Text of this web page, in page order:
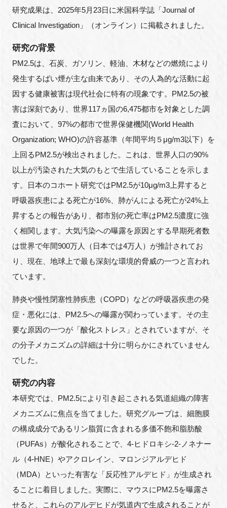
研究成果は、2025年5月23日に米国科学誌「Journal of
Clinical Investigation」（オンライン）に掲載されました。
研究の背景
PM2.5は、石炭、ガソリン、軽油、木材などの燃焼により
発生するばい煙が主な由来であり、その人為的な活動に起
因する健康被害は現代社会に特有の現象です。PM2.5の被
害は深刻であり、世界117ヵ国の6,475都市を対象とした調
査において、97%の都市で世界保健機関(World Health
Organization; WHO)の許容基準（年間平均５μg/m3以下）を
上回るPM2.5が検出されました。これは、世界人口の90%
以上が汚染された大気のもとで生活していることを示しま
す。日本のコホート研究ではPM2.5が10μg/m3上昇すると
呼吸器疾患による死亡が16%、肺がんによる死亡が24%上
昇するとの報告があり、都市別の死亡率はPM2.5濃度に強
く相関します。大気汚染への曝露を原因とする早期死者数
は世界で年間900万人（日本では4万人）が推計されてお
り、現在、地球上で最も深刻な環境的脅威の一つと言われ
ています。
肺炎や慢性閉塞性肺疾患（COPD）などの呼吸器疾患の発
症・悪化には、PM2.5への曝露が関わっています。その主
要な原因の一つが「酸化ストレス」とされていますが、そ
の分子メカニズムの詳細は十分に明らかにされていません
でした。
研究の内容
本研究では、PM2.5により引き起こされる気道組織の障害
メカニズムに焦点を当てました。研究グループは、細胞膜
の構成成分であるリン脂質に含まれる多価不飽和脂肪酸
（PUFAs）が酸化されることで、4-ヒドロキシ-2-ノネナー
ル（4-HNE）やアクロレイン、マロンジアルデヒド
（MDA）といった有害な「反応性アルデヒド」が生成され
ることに着目しました。実際に、マウスにPM2.5を曝露さ
せると、これらのアルデヒドが気道内で生成されることが